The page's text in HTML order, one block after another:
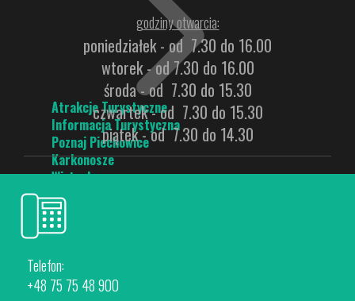
Atrakcje Turystyczne
Informacja Turystyczna
Poznaj Piechowice
Karkonosze
Wirtualny spacer
godziny otwarcia:
poniedziałek - od 7.30 do 16.00
wtorek - od 7.30 do 16.00
środa - od 7.30 do 15.30
czwartek - od 7.30 do 15.30
piątek - od 7.30 do 14.30
Telefon:
+48 75 75 48 900